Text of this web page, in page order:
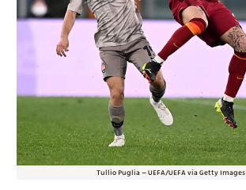
Tullio Puglia – UEFA/UEFA via Getty Images